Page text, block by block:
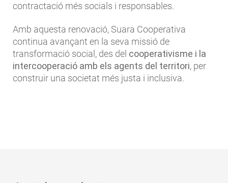
contractació més socials i responsables.
Amb aquesta renovació, Suara Cooperativa
continua avançant en la seva missió de
transformació social, des del cooperativisme i la
intercooperació amb els agents del territori, per
construir una societat més justa i inclusiva.